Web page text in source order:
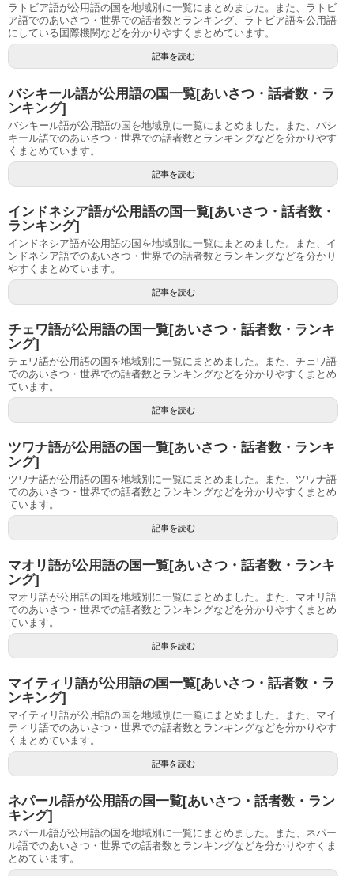
ラトビア語が公用語の国を地域別に一覧にまとめました。また、ラトビ
ア語でのあいさつ・世界での話者数とランキング、ラトビア語を公用語
にしている国際機関などを分かりやすくまとめています。
記事を読む
バシキール語が公用語の国一覧[あいさつ・話者数・ラ
ンキング]
バシキール語が公用語の国を地域別に一覧にまとめました。また、バシ
キール語でのあいさつ・世界での話者数とランキングなどを分かりやす
くまとめています。
記事を読む
インドネシア語が公用語の国一覧[あいさつ・話者数・
ランキング]
インドネシア語が公用語の国を地域別に一覧にまとめました。また、イ
ンドネシア語でのあいさつ・世界での話者数とランキングなどを分かり
やすくまとめています。
記事を読む
チェワ語が公用語の国一覧[あいさつ・話者数・ランキ
ング]
チェワ語が公用語の国を地域別に一覧にまとめました。また、チェワ語
でのあいさつ・世界での話者数とランキングなどを分かりやすくまとめ
ています。
記事を読む
ツワナ語が公用語の国一覧[あいさつ・話者数・ランキ
ング]
ツワナ語が公用語の国を地域別に一覧にまとめました。また、ツワナ語
でのあいさつ・世界での話者数とランキングなどを分かりやすくまとめ
ています。
記事を読む
マオリ語が公用語の国一覧[あいさつ・話者数・ランキ
ング]
マオリ語が公用語の国を地域別に一覧にまとめました。また、マオリ語
でのあいさつ・世界での話者数とランキングなどを分かりやすくまとめ
ています。
記事を読む
マイティリ語が公用語の国一覧[あいさつ・話者数・ラ
ンキング]
マイティリ語が公用語の国を地域別に一覧にまとめました。また、マイ
ティリ語でのあいさつ・世界での話者数とランキングなどを分かりやす
くまとめています。
記事を読む
ネパール語が公用語の国一覧[あいさつ・話者数・ラン
キング]
ネパール語が公用語の国を地域別に一覧にまとめました。また、ネパー
ル語でのあいさつ・世界での話者数とランキングなどを分かりやすくま
とめています。